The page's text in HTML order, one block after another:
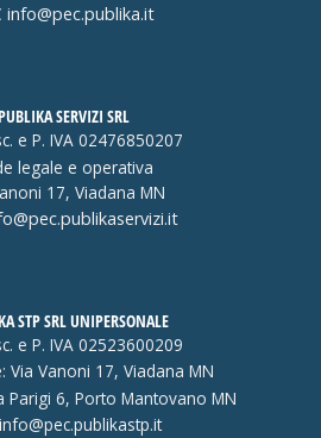
info@pec.publika.it
SERVIZI SRL
e P. IVA 02476850207
legale e operativa
17, Viadana MN
STP SRL UNIPERSONALE
e P. IVA 02523600209
Via Vanoni 17, Viadana MN
Parigi 6, Porto Mantovano MN
info@pec.publikastp.it